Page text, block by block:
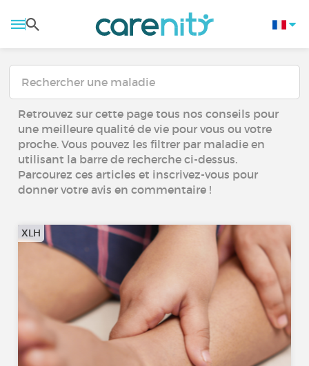
Retrouvez sur cette page tous nos conseils pour
une meilleure qualité de vie pour vous ou votre
proche. Vous pouvez les filtrer par maladie en
utilisant la barre de recherche ci-dessus.
Parcourez ces articles et inscrivez-vous pour
donner votre avis en commentaire !
XLH